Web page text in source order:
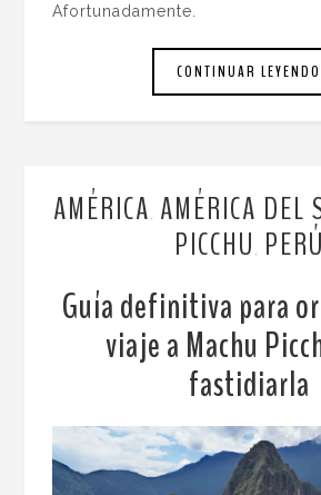
Afortunadamente.
CONTINUAR LEYENDO
AMÉRICA AMÉRICA DEL
PICCHU PERÚ
Guía definitiva para
viaje a Machu
fastidiarla